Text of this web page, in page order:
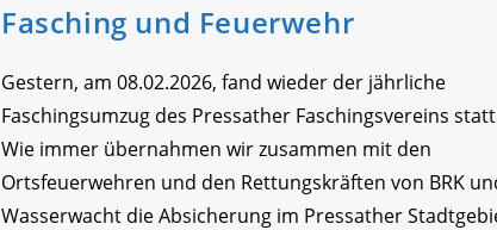
Fasching und Feuerwehr
Gestern, am 08.02.2026, fand wieder der jährliche
Faschingsumzug des Pressather Faschingsvereins
Wie immer übernahmen wir zusammen mit den
Ortsfeuerwehren und den Rettungskräften von BRK
Wasserwacht die Absicherung im Pressather